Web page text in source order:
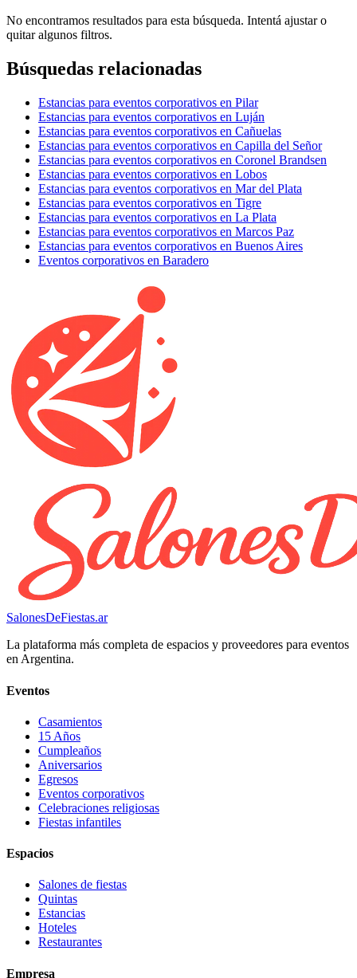
No encontramos resultados para esta búsqueda. Intentá ajustar o
quitar algunos filtros.
Búsquedas relacionadas
Estancias para eventos corporativos en Pilar
Estancias para eventos corporativos en Luján
Estancias para eventos corporativos en Cañuelas
Estancias para eventos corporativos en Capilla del Señor
Estancias para eventos corporativos en Coronel Brandsen
Estancias para eventos corporativos en Lobos
Estancias para eventos corporativos en Mar del Plata
Estancias para eventos corporativos en Tigre
Estancias para eventos corporativos en La Plata
Estancias para eventos corporativos en Marcos Paz
Estancias para eventos corporativos en Buenos Aires
Eventos corporativos en Baradero
SalonesDeFiestas.ar
La plataforma más completa de espacios y proveedores para eventos
en Argentina.
Eventos
Casamientos
15 Años
Cumpleaños
Aniversarios
Egresos
Eventos corporativos
Celebraciones religiosas
Fiestas infantiles
Espacios
Salones de fiestas
Quintas
Estancias
Hoteles
Restaurantes
Empresa